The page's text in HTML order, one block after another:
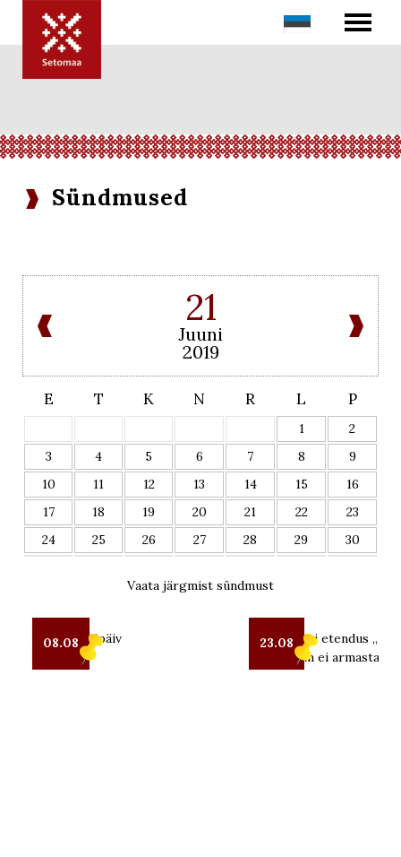
Sündmused
21
Juuni
2019
E T K N R L P
1
2
3
4 5 6 7 8
9
10
11 12 13 14 15
16
17
18 19 20 21 22
23
24
25 26 27 28 29 30
Vaata järgmist sündmust
08.08
Seto Kostipäiv 23.08
OUT teatri etendus „Kui
mind enam ei armasta“